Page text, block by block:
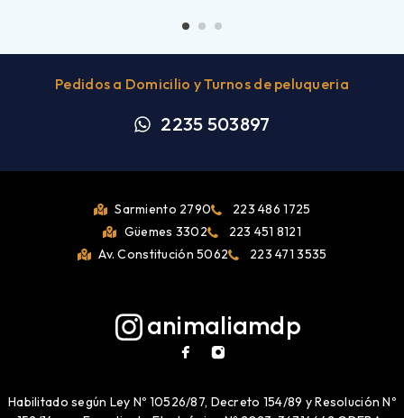
Pedidos a Domicilio y Turnos de peluqueria
2235 503897
Sarmiento 2790
223 486 1725
Güemes 3302
223 451 8121
Av. Constitución 5062
223 471 3535
animaliamdp
Habilitado según Ley Nº 10526/87, Decreto 154/89 y Resolución Nº